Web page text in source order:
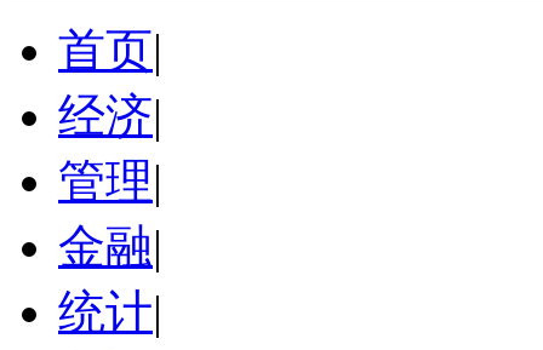
首页|
经济|
管理|
金融|
统计|